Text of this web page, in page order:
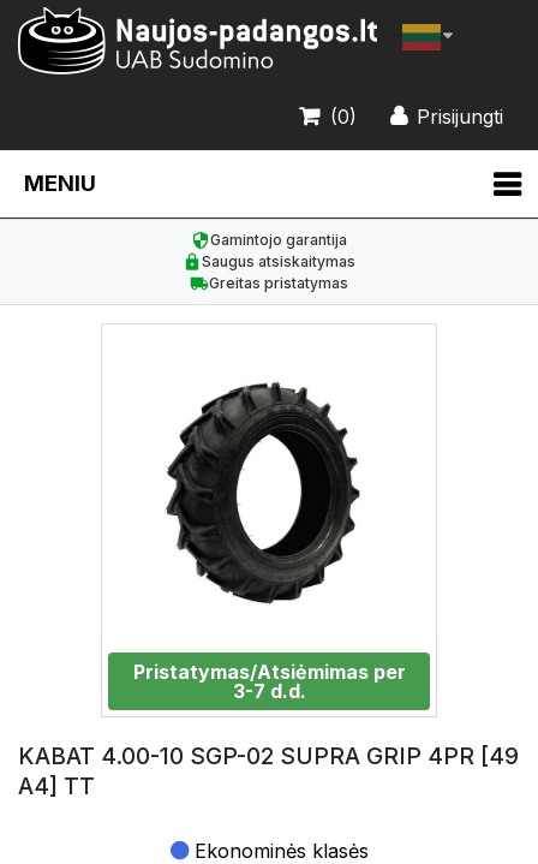
Prisijungti
(0)
MENIU
Gamintojo garantija
Saugus atsiskaitymas
Greitas pristatymas
Pristatymas/Atsiėmimas per
3-7 d.d.
KABAT 4.00-10 SGP-02 SUPRA GRIP 4PR [49
A4] TT
Ekonominės klasės